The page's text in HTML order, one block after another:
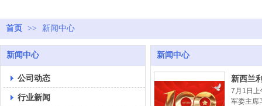
首页 >> 新闻中心
新闻中心
公司动态
行业新闻
新闻中心
新西兰
7月1日上
军委主席